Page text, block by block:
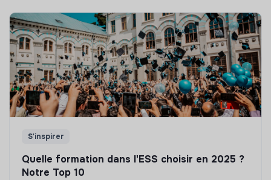
S'inspirer
Quelle formation dans l'ESS choisir en 2025 ?
Notre Top 10